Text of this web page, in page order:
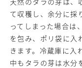
て収穫し、余分に採
ってしまった場合は
を包み、ポリ袋に入
きます。冷蔵庫に入
中もタラの芽は水分